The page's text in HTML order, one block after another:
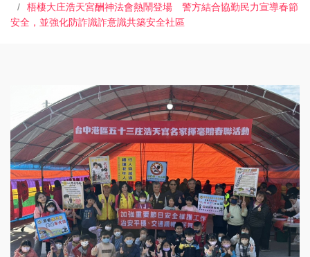
梧棲大庄浩天宮酬神法會熱鬧登場 警方結合協勤民力宣導春節
安全，並強化防詐識詐意識共築安全社區